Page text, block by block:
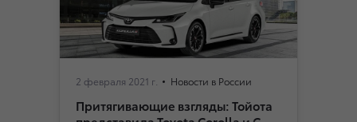
2 февраля 2021 г. Новости в России
Притягивающие взгляды: Тойота